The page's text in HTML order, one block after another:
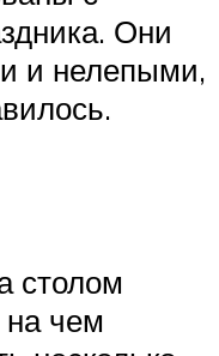
Они
и нелепыми,
столом
чем